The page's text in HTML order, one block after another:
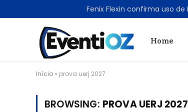
Home
Início » prova uerj 2027
BROWSING: PROVA UERJ 2027